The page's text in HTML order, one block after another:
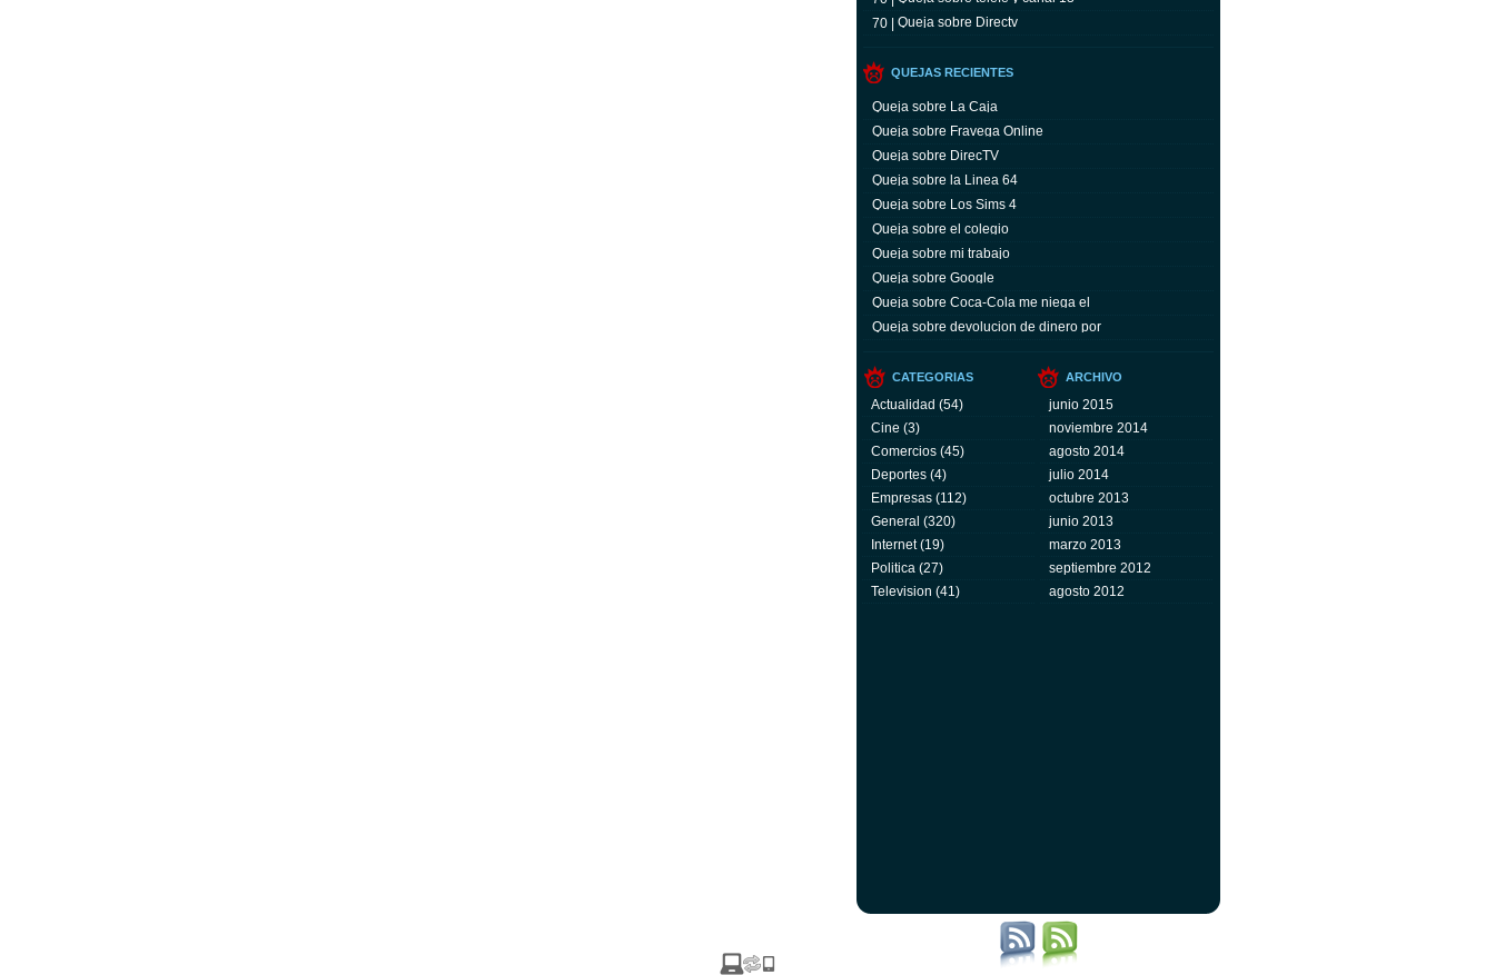
70 | Queja sobre Directv
QUEJAS RECIENTES
Queja sobre La Caja
Queja sobre Fravega Online
Queja sobre DirecTV
Queja sobre la Linea 64
Queja sobre Los Sims 4
Queja sobre el colegio
Queja sobre mi trabajo
Queja sobre Google
Queja sobre Coca-Cola me niega el
servicio y facturas
Queja sobre devolucion de dinero por
CATEGORIAS ARCHIVO
Actualidad (54)
Cine (3)
Comercios (45)
Deportes (4)
Empresas (112)
General (320)
Internet(19)
Politica (27)
Television (41)
junio 2015
noviembre 2014
agosto 2014
julio 2014
octubre 2013
junio 2013
marzo 2013
septiembre 2012
agosto 2012